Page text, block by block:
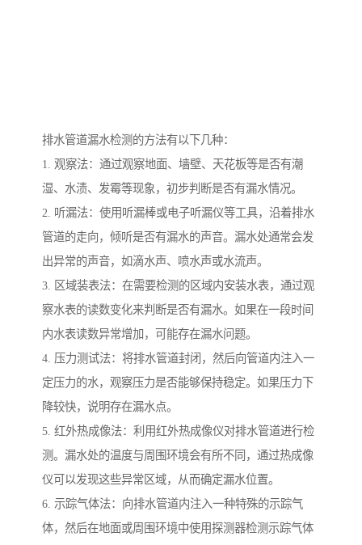
排水管道漏水检测的方法有以下几种：
1. 观察法：通过观察地面、墙壁、天花板等是否有潮
湿、水渍、发霉等现象，初步判断是否有漏水情况。
2. 听漏法：使用听漏棒或电子听漏仪等工具，沿着排水
管道的走向，倾听是否有漏水的声音。漏水处通常会发
出异常的声音，如滴水声、喷水声或水流声。
3. 区域装表法：在需要检测的区域内安装水表，通过观
察水表的读数变化来判断是否有漏水。如果在一段时间
内水表读数异常增加，可能存在漏水问题。
4. 压力测试法：将排水管道封闭，然后向管道内注入一
定压力的水，观察压力是否能够保持稳定。如果压力下
降较快，说明存在漏水点。
5. 红外热成像法：利用红外热成像仪对排水管道进行检
测。漏水处的温度与周围环境会有所不同，通过热成像
仪可以发现这些异常区域，从而确定漏水位置。
6. 示踪气体法：向排水管道内注入一种特殊的示踪气
体，然后在地面或周围环境中使用探测器检测示踪气体